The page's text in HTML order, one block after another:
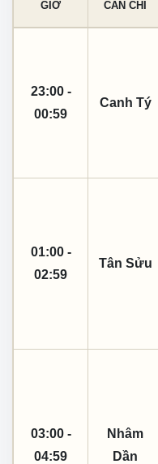
GIỜ CAN CHI
23:00 -
00:59
Canh Tý
01:00 -
02:59
Tân Sửu
03:00 -
04:59
Nhâm
Dần